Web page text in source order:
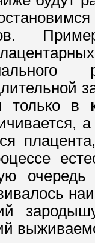
только в